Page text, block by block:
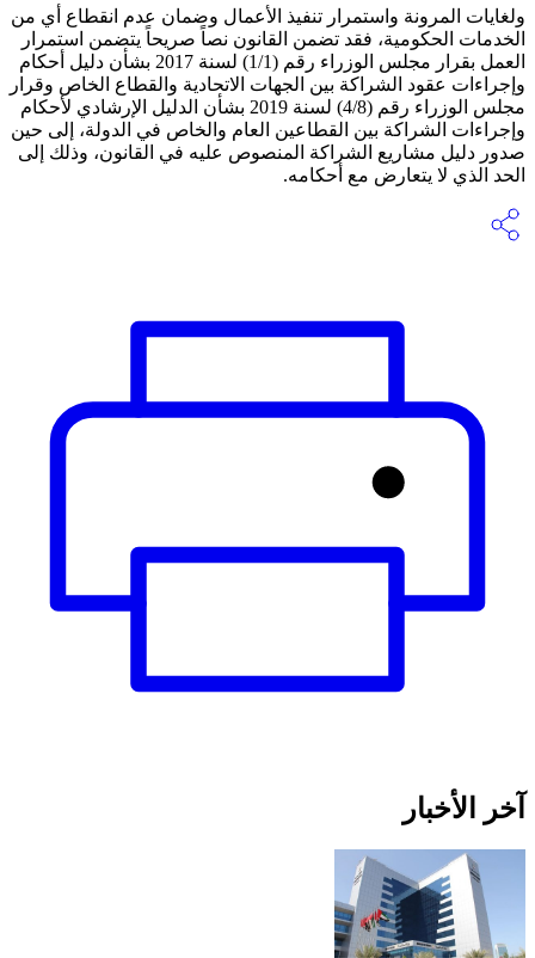
ولغايات المرونة واستمرار تنفيذ الأعمال وضمان عدم انقطاع أي من
الخدمات الحكومية، فقد تضمن القانون نصاً صريحاً يتضمن استمرار
العمل بقرار مجلس الوزراء رقم (1/1) لسنة 2017 بشأن دليل أحكام
وإجراءات عقود الشراكة بين الجهات الاتحادية والقطاع الخاص وقرار
مجلس الوزراء رقم (4/8) لسنة 2019 بشأن الدليل الإرشادي لأحكام
وإجراءات الشراكة بين القطاعين العام والخاص في الدولة، إلى حين
صدور دليل مشاريع الشراكة المنصوص عليه في القانون، وذلك إلى
الحد الذي لا يتعارض مع أحكامه.
آخر الأخبار